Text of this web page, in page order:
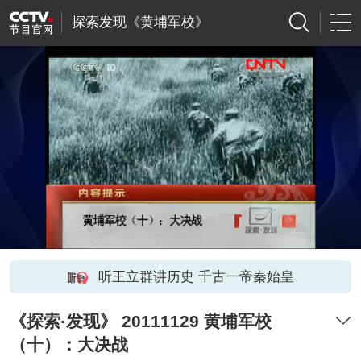
探索发现《黄埔军校》
听王立群讲历史 千古一帝秦始皇
《探索·发现》 20111129 黄埔军校
（十）：大决战